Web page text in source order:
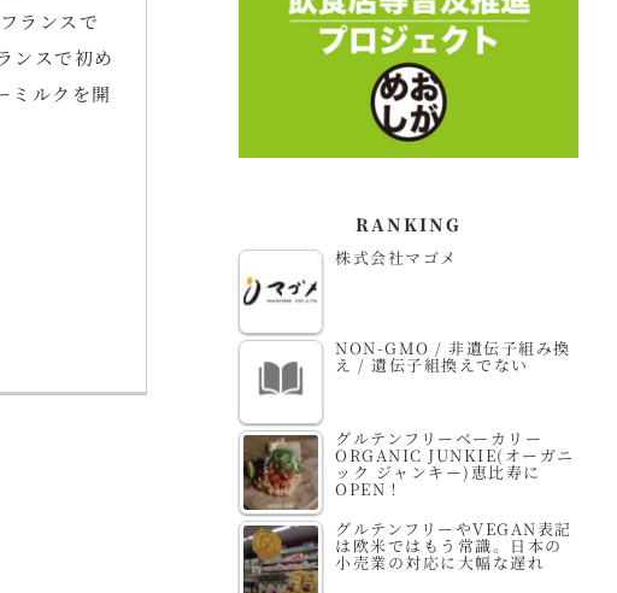
ランスで
ンスで初め
ミルクを開
RANKING
株式会社マゴメ
NON-GMO / 非遺伝子組み換
え / 遺伝子組換えでない
グルテンフリーベーカリー
ORGANIC JUNKIE(オーガニ
ック ジャンキー)恵比寿に
OPEN！
グルテンフリーやVEGAN表記
は欧米ではもう常識。日本の
小売業の対応に大幅な遅れ